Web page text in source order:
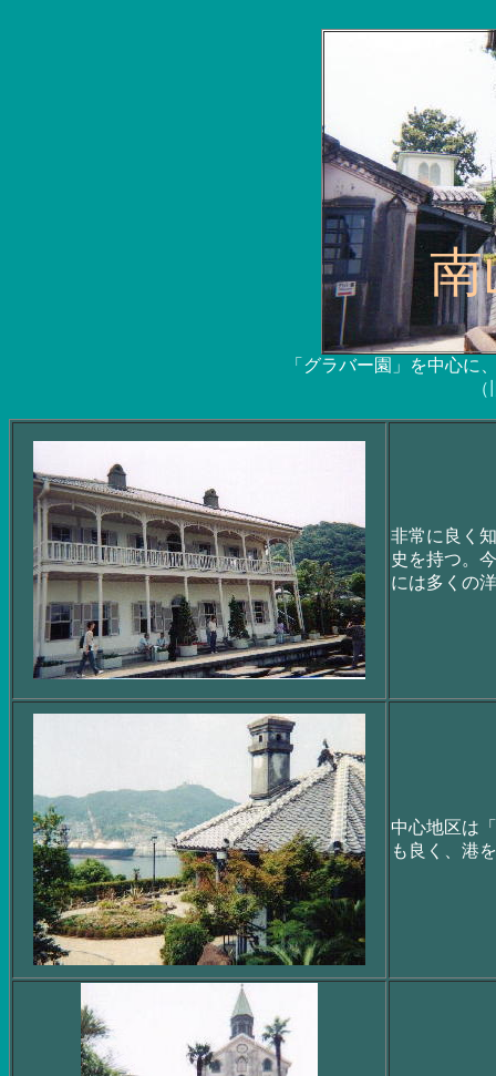
南
「グラバー園」を中心に
非常に良く
史を持つ。
には多くの
中心地区は
も良く、港